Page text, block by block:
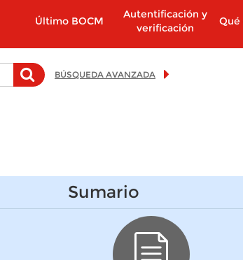
Último BOCM
Autentificación y
verificación
Qué
BÚSQUEDA AVANZADA
Sumario